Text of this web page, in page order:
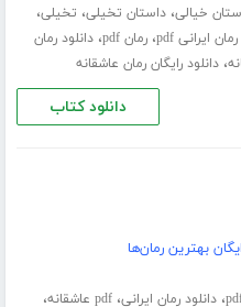
خیالی،داستان تخیلی، تخیلی،
رمان ایرانی pdf ،رمان pdf ،دانلود رمان
،دانلود رایگان رمان عاشقانه
دانلود کتاب
بهترین رمان‌ها
،دانلود رمان ایرانی،pdf عاشقانه ،